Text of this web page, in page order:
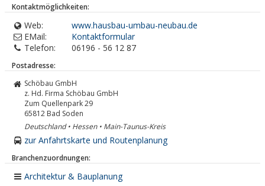
Kontaktmöglichkeiten:
Web:
www.hausbau-umbau-neubau.de
EMail:
Kontaktformular
Telefon:
06196 - 56 12 87
Postadresse:
Schöbau GmbH
z. Hd. Firma Schöbau GmbH
Zum Quellenpark 29
65812 Bad Soden
Deutschland • Hessen • Main-Taunus-Kreis
zur Anfahrtskarte und Routenplanung
Branchenzuordnungen:
Architektur & Bauplanung